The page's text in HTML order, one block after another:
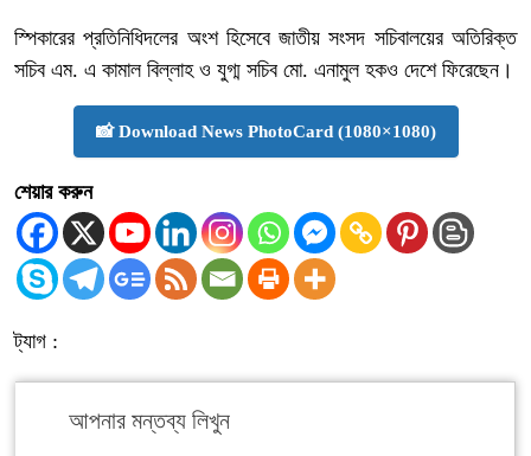
স্পিকারের প্রতিনিধিদলের অংশ হিসেবে জাতীয় সংসদ সচিবালয়ের অতিরিক্ত
সচিব এম. এ কামাল বিল্লাহ ও যুগ্ম সচিব মো. এনামুল হকও দেশে ফিরেছেন।
📸 Download News PhotoCard (1080×1080)
শেয়ার করুন
ট্যাগ :
আপনার মন্তব্য লিখুন